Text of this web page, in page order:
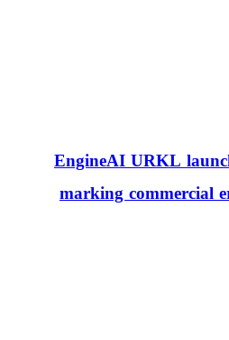
EngineAI URKL
marking commercial